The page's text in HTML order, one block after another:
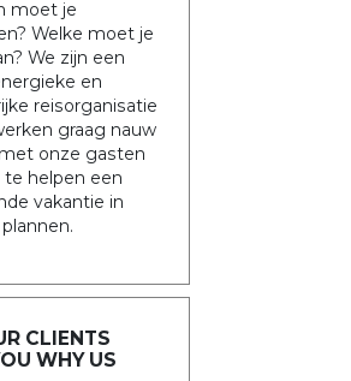
moet je
Welke moet je
We zijn een
en
reisorganisatie
graag nauw
onze gasten
helpen een
vakantie in
CLIENTS
WHY US